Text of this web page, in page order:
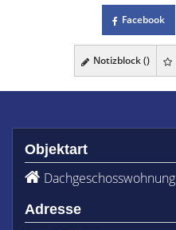
Facebook
Notizblock ()
Objektart
Dachgeschosswohnung
Adresse